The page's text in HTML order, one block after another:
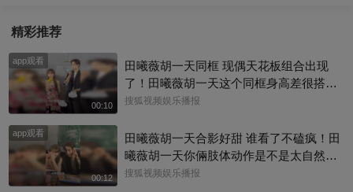
精彩推荐
app观看
00:10
田曦薇胡一天同框 现偶天花板组合出现
了！田曦薇胡一天这个同框身高差很搭
呀，一高一低温柔适配，光是同框就已经
搜狐视频娱乐播报
app观看
00:12
田曦薇胡一天合影好甜 谁看了不磕疯！田
曦薇胡一天你倆肢体动作是不是太自然
了，下意识的互动松弛又好嗑，现偶CP感
搜狐视频娱乐播报